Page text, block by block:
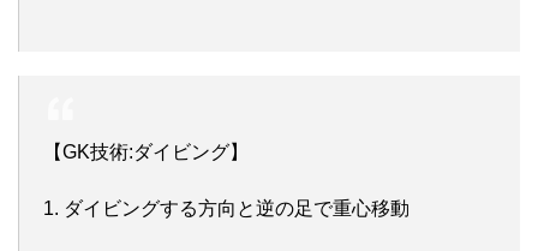
【GK技術:ダイビング】
1. ダイビングする方向と逆の足で重心移動